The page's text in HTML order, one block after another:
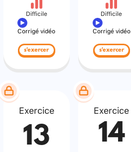
Difficile
Corrigé vidéo
s'exercer
Difficile
Corrigé vidéo
s'exercer
Exercice
13
Exercice
14